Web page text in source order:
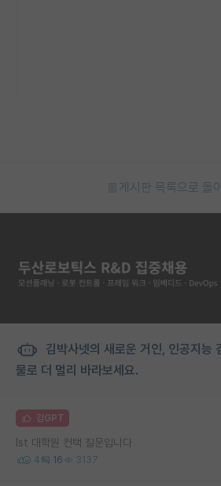
게시판 목록으로 돌
김박사넷의 새로운 거인, 인공지능
물로 더 멀리 바라보세요.
김GPT
Ist 대학원 컨택 질문입니다
4 16 3137